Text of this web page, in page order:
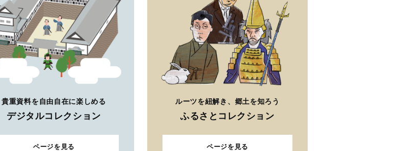
貴重資料を自由自在に楽しめる
デジタルコレクション
ページを見る
ルーツを紐解き、郷土を知ろう
ふるさとコレクション
ページを見る